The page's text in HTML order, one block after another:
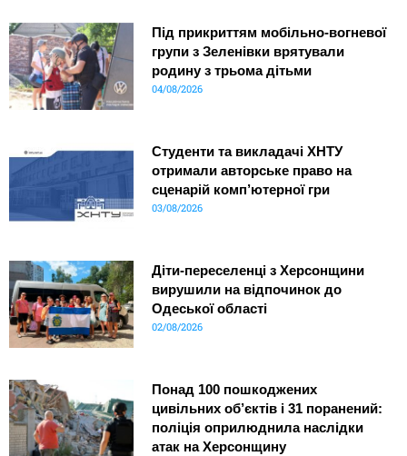
Під прикриттям мобільно-вогневої
групи з Зеленівки врятували
родину з трьома дітьми
04/08/2026
Студенти та викладачі ХНТУ
отримали авторське право на
сценарій комп’ютерної гри
03/08/2026
Діти-переселенці з Херсонщини
вирушили на відпочинок до
Одеської області
02/08/2026
Понад 100 пошкоджених
цивільних об’єктів і 31 поранений:
поліція оприлюднила наслідки
атак на Херсонщину